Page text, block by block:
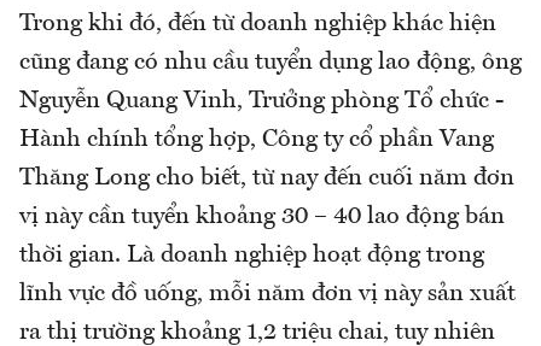
Trong khi đó, đến từ doanh nghiệp khác hiện
cũng đang có nhu cầu tuyển dụng lao động, ông
Nguyễn Quang Vinh, Trưởng phòng Tổ chức -
Hành chính tổng hợp, Công ty cổ phần Vang
Thăng Long cho biết, từ nay đến cuối năm đơn
vị này cần tuyển khoảng 30 – 40 lao động bán
thời gian. Là doanh nghiệp hoạt động trong
lĩnh vực đồ uống, mỗi năm đơn vị này sản xuất
ra thị trường khoảng 1,2 triệu chai, tuy nhiên